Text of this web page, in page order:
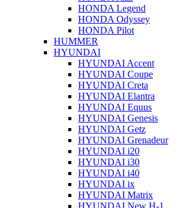
HONDA Legend
HONDA Odyssey
HONDA Pilot
HUMMER
HYUNDAI
HYUNDAI Accent
HYUNDAI Coupe
HYUNDAI Creta
HYUNDAI Elantra
HYUNDAI Equus
HYUNDAI Genesis
HYUNDAI Getz
HYUNDAI Grenadeur
HYUNDAI i20
HYUNDAI i30
HYUNDAI i40
HYUNDAI ix
HYUNDAI Matrix
HYUNDAI New H-1